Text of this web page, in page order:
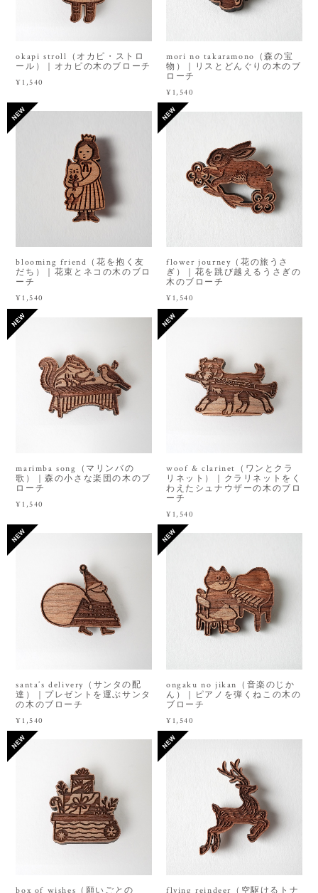
okapi stroll（オカピ・ストロ
ール）｜オカピの木のブローチ
¥1,540
mori no takaramono（森の宝
物）｜リスとどんぐりの木のブ
ローチ
¥1,540
blooming friend（花を抱く友
だち）｜花束とネコの木のブロ
ーチ
¥1,540
flower journey（花の旅うさ
ぎ）｜花を跳び越えるうさぎの
木のブローチ
¥1,540
marimba song（マリンバの
歌）｜森の小さな楽団の木のブ
ローチ
¥1,540
woof & clarinet（ワンとクラ
リネット）｜クラリネットをく
わえたシュナウザーの木のブロ
ーチ
¥1,540
santa’s delivery（サンタの配
達）｜プレゼントを運ぶサンタ
の木のブローチ
¥1,540
ongaku no jikan（音楽のじか
ん）｜ピアノを弾くねこの木の
ブローチ
¥1,540